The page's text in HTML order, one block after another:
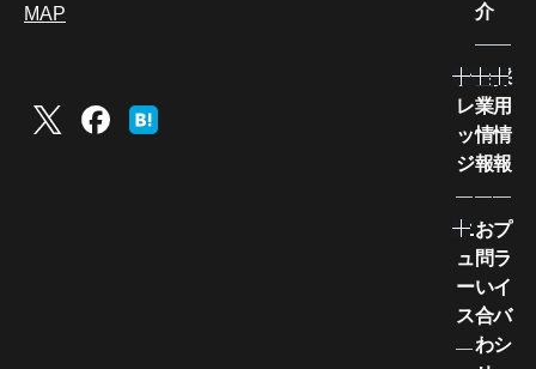
MAP
介
ナ
レ
ッ
ジ
企
業
情
報
採
用
情
報
ニ
ュ
ー
ス
お
問
い
合
わ
プ
ラ
イ
バ
シ